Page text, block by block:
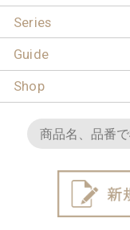
Series
Guide
Shop